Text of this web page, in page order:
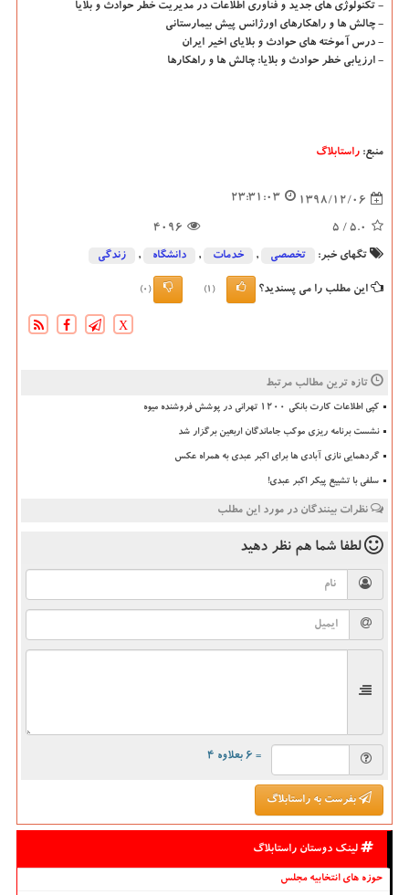
- تكنولوژی های جدید و فناوری اطلاعات در مدیریت خطر حوادث و بلایا
- چالش ها و راهكارهای اورژانس پیش بیمارستانی
- درس آموخته های حوادث و بلایای اخیر ایران
- ارزیابی خطر حوادث و بلایا: چالش ها و راهكارها
منبع: راستابلاگ
1398/12/06
23:31:03
5.0
/ 5
4096
تگهای خبر: تخصصی , خدمات , دانشگاه‌ , زندگی
این مطلب را می پسندید؟ (1)
(0)
X
تازه ترین مطالب مرتبط
کپی اطلاعات کارت بانکی ۱۲۰۰ تهرانی در پوشش فروشنده میوه
نشست برنامه ریزی موکب جاماندگان اربعین برگزار شد
گردهمایی نازی آبادی ها برای اکبر عبدی به همراه عکس
سلفی با تشییع پیکر اکبر عبدی!
نظرات بینندگان در مورد این مطلب
لطفا شما هم نظر دهید
= ۶ بعلاوه ۴
بفرست به راستابلاگ
لینک دوستان راستابلاگ
حوزه های انتخابیه مجلس